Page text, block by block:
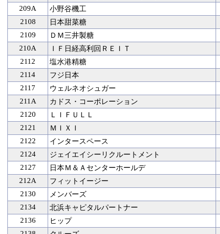
209A
小野谷機工
2108
日本甜菜糖
2109
ＤＭ三井製糖
210A
ＩＦ日経高利回ＲＥＩＴ
2112
塩水港精糖
2114
フジ日本
2117
ウェルネオシュガー
211A
カドス・コーポレーション
2120
ＬＩＦＵＬＬ
2121
ＭＩＸＩ
2122
インタースペース
2124
ジェイエイシーリクルートメント
2127
日本Ｍ＆Ａセンターホールデ
212A
フィットイージー
2130
メンバーズ
2134
北浜キャピタルパートナー
2136
ヒップ